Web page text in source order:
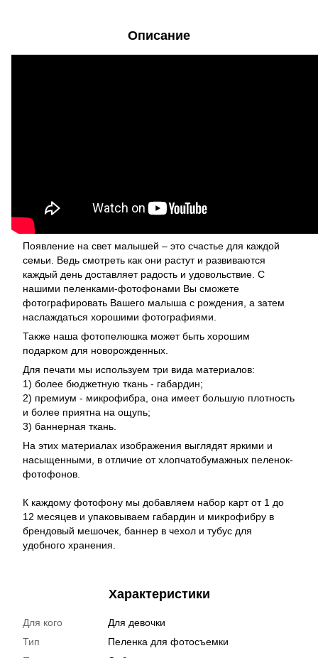
Описание
Появление на свет малышей – это счастье для каждой
семьи. Ведь смотреть как они растут и развиваются
каждый день доставляет радость и удовольствие. С
нашими пеленками-фотофонами Вы сможете
фотографировать Вашего малыша с рождения, а затем
наслаждаться хорошими фотографиями.
Также наша фотопелюшка может быть хорошим
подарком для новорожденных.
Для печати мы используем три вида материалов:
1) более бюджетную ткань - габардин;
2) премиум - микрофибра, она имеет большую плотность
и более приятна на ощупь;
3) баннерная ткань.
На этих материалах изображения выглядят яркими и
насыщенными, в отличие от хлопчатобумажных пеленок-
фотофонов.
К каждому фотофону мы добавляем набор карт от 1 до
12 месяцев и упаковываем габардин и микрофибру в
брендовый мешочек, баннер в чехол и тубус для
удобного хранения.
Характеристики
Для кого
Для девочки
Тип
Пеленка для фотосъемки